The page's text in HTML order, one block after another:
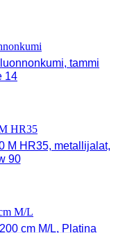
tammi
14
M HR35, metallijalat,
90
cm M/L, Platina